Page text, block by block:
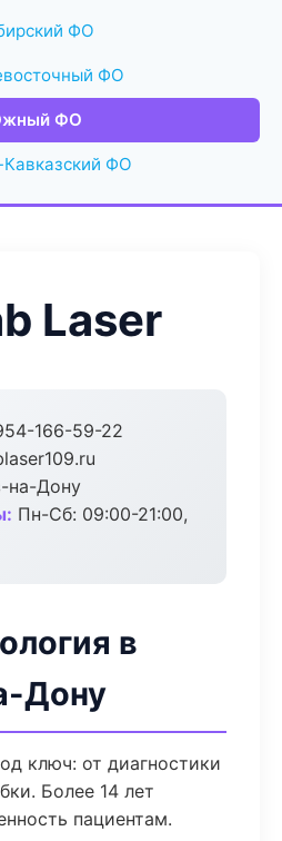
ФО
ФО
ФО
ФО
Laser
166-59-22
на-Дону
Пн-Сб: 09:00-21:00,
в
Дону
ключ: от диагностики
Более 14 лет
пациентам.